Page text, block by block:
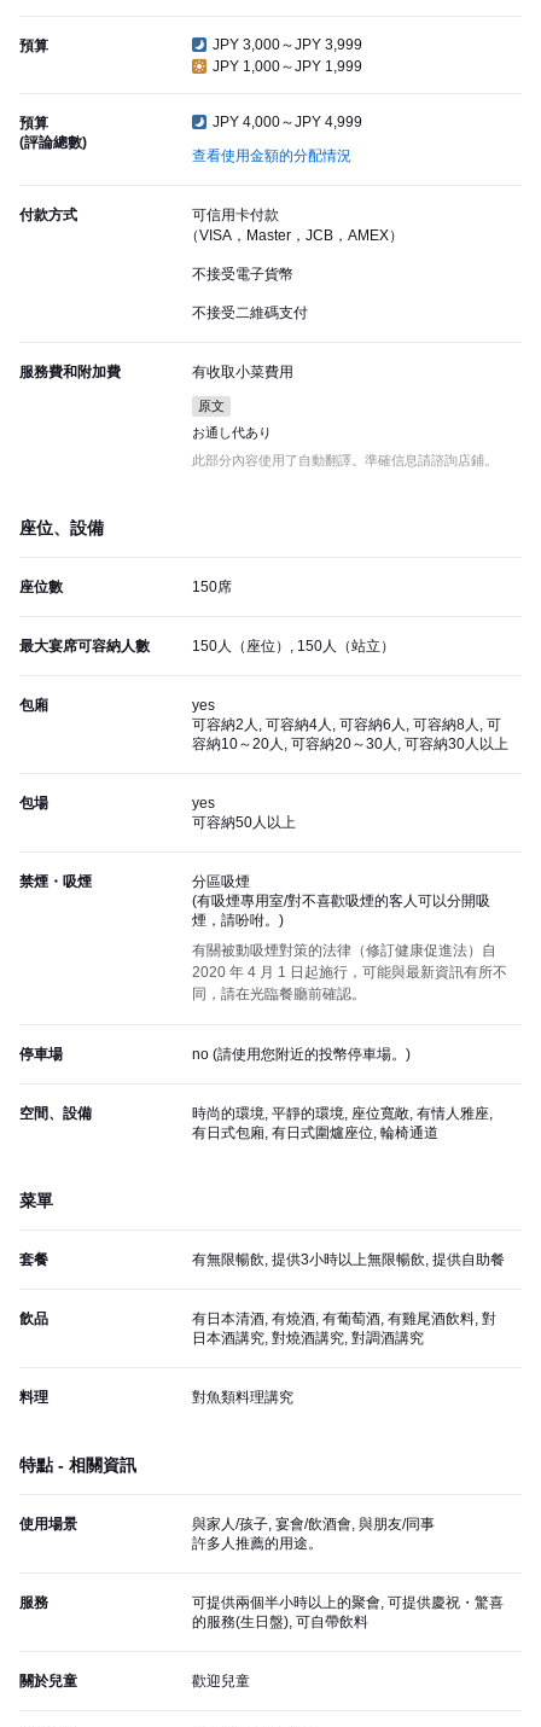
預算
JPY 3,000～JPY 3,999
JPY 1,000～JPY 1,999
預算
(評論總數)
JPY 4,000～JPY 4,999
查看使用金額的分配情況
付款方式
可信用卡付款
（VISA，Master，JCB，AMEX）
不接受電子貨幣
不接受二維碼支付
服務費和附加費 有收取小菜費用
原文
お通し代あり
此部分內容使用了自動翻譯。準確信息請諮詢店鋪。
座位、設備
座位數 150席
最大宴席可容納人數 150人（座位）, 150人（站立）
包廂
yes
可容納2人, 可容納4人, 可容納6人, 可容納8人, 可
容納10～20人, 可容納20～30人, 可容納30人以上
包場
yes
可容納50人以上
禁煙・吸煙
分區吸煙
(有吸煙專用室/對不喜歡吸煙的客人可以分開吸
煙，請吩咐。 )
有關被動吸煙對策的法律（修訂健康促進法）自
2020 年 4 月 1 日起施行，可能與最新資訊有所不
同，請在光臨餐廳前確認。
停車場 no (請使用您附近的投幣停車場。 )
空間、設備
時尚的環境, 平靜的環境, 座位寬敞, 有情人雅座,
有日式包廂, 有日式圍爐座位, 輪椅通道
菜單
套餐 有無限暢飲, 提供3小時以上無限暢飲, 提供自助餐
飲品
有日本清酒, 有燒酒, 有葡萄酒, 有雞尾酒飲料, 對
日本酒講究, 對燒酒講究, 對調酒講究
料理 對魚類料理講究
特點 - 相關資訊
使用場景
與家人/孩子, 宴會/飲酒會, 與朋友/同事
許多人推薦的用途。
服務
可提供兩個半小時以上的聚會, 可提供慶祝・驚喜
的服務(生日盤), 可自帶飲料
關於兒童 歡迎兒童